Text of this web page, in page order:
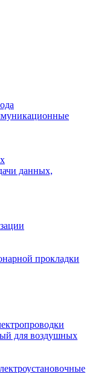
данных,
прокладки
для воздушных